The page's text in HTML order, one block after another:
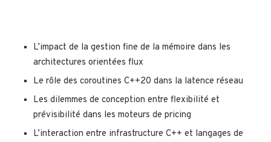
L’impact de la gestion fine de la mémoire dans les
architectures orientées flux
Le rôle des coroutines C++20 dans la latence réseau
Les dilemmes de conception entre flexibilité et
prévisibilité dans les moteurs de pricing
L’interaction entre infrastructure C++ et langages de